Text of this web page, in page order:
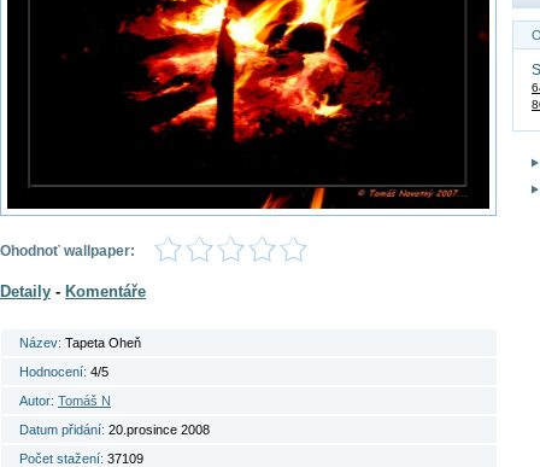
Ohodnoť wallpaper:
Detaily - Komentáře
Název: Tapeta Oheň
Hodnocení: 4/5
Autor: Tomáš N
Datum přidání: 20.prosince 2008
Počet stažení: 37109